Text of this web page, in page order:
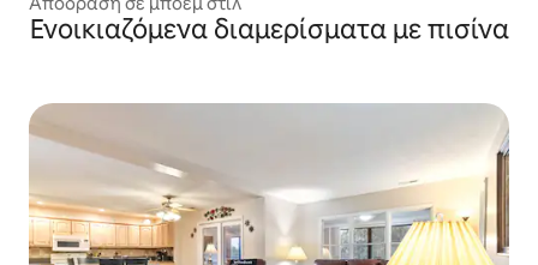
Ενοικιαζόμενα διαμερίσματα με πισίνα